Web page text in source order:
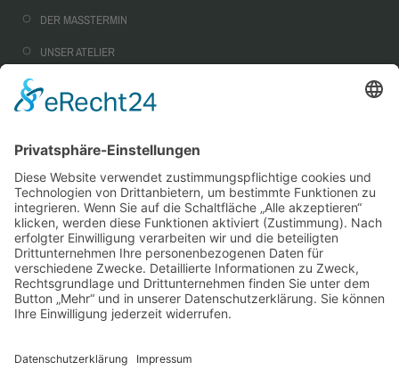
DER MASSTERMIN
UNSER ATELIER
NACHHALTIGKEIT
CORPORATE FASHION
AUSSTATTUNG & OPTIONEN
SERVICE
WARUM MASSKONFEKTION?
STEPHAN GÖRNER VIP-TAILORING
STOFFKUNDE